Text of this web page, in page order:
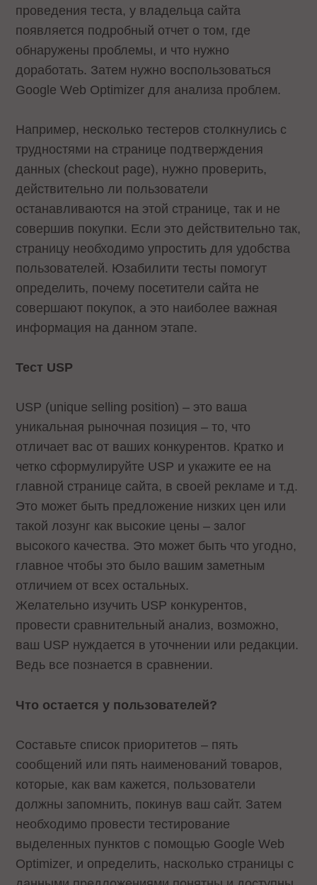
проведения теста, у владельца сайта
появляется подробный отчет о том, где
обнаружены проблемы, и что нужно
доработать. Затем нужно воспользоваться
Google Web Optimizer для анализа проблем.
Например, несколько тестеров столкнулись с
трудностями на странице подтверждения
данных (checkout page), нужно проверить,
действительно ли пользователи
останавливаются на этой странице, так и не
совершив покупки. Если это действительно так,
страницу необходимо упростить для удобства
пользователей. Юзабилити тесты помогут
определить, почему посетители сайта не
совершают покупок, а это наиболее важная
информация на данном этапе.
Тест USP
USP (unique selling position) – это ваша
уникальная рыночная позиция – то, что
отличает вас от ваших конкурентов. Кратко и
четко сформулируйте USP и укажите ее на
главной странице сайта, в своей рекламе и т.д.
Это может быть предложение низких цен или
такой лозунг как высокие цены – залог
высокого качества. Это может быть что угодно,
главное чтобы это было вашим заметным
отличием от всех остальных.
Желательно изучить USP конкурентов,
провести сравнительный анализ, возможно,
ваш USP нуждается в уточнении или редакции.
Ведь все познается в сравнении.
Что остается у пользователей?
Составьте список приоритетов – пять
сообщений или пять наименований товаров,
которые, как вам кажется, пользователи
должны запомнить, покинув ваш сайт. Затем
необходимо провести тестирование
выделенных пунктов с помощью Google Web
Optimizer, и определить, насколько страницы с